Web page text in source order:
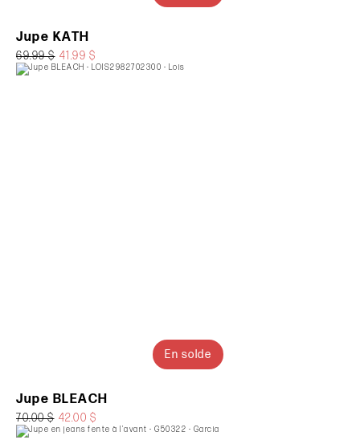
Jupe KATH
69.99 $ 41.99 $
En solde
Jupe BLEACH
70.00 $ 42.00 $